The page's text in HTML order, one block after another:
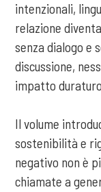
intenzionali,
relazione
senza dialogo e
discussione,
impatto
Il volume
sostenibilità e
negativo non è
chiamate a